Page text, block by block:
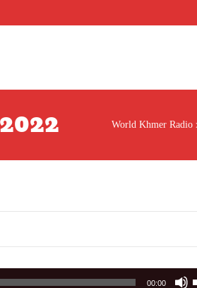
World Khmer Radio
00:00